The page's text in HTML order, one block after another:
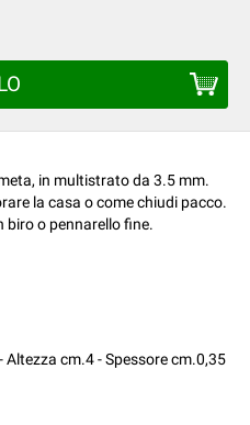
in multistrato da 3.5 mm.
la casa o come chiudi pacco.
biro o pennarello fine.
Altezza cm.4 - Spessore cm.0,35